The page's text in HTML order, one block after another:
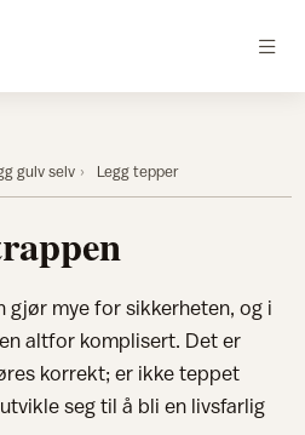
gulv selv Legg tepper
gjør mye for sikkerheten, og i
altfor komplisert. Det er
korrekt; er ikke teppet
seg til å bli en livsfarlig